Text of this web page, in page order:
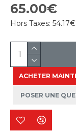
65.00€
Hors Taxes: 54.17€
ACHETER
POSER UNE